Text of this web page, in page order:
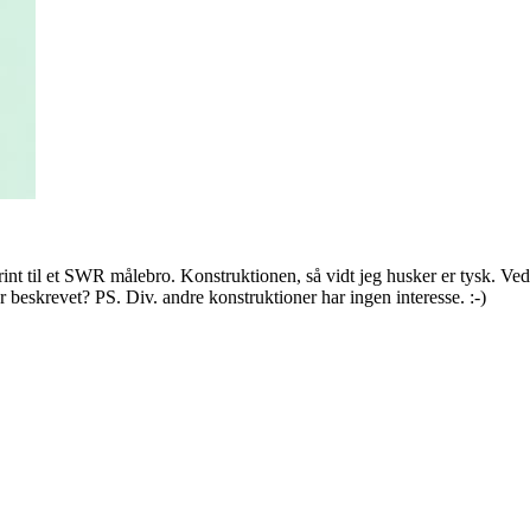
til et SWR målebro. Konstruktionen, så vidt jeg husker er tysk.
PS. Div. andre konstruktioner har ingen interesse. :-)